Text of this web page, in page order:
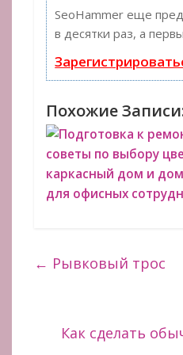
SeoHammer еще
в десятки раз, а
Похожие
Подготовка к
советы по выбору
каркасный дом и
для офисных
← Рывковый трос
Как сделать